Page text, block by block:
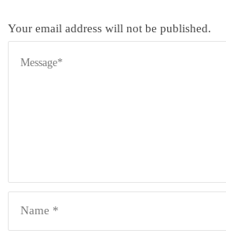
Your email address will not be published.